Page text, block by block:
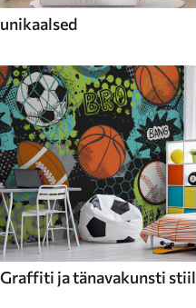
unikaalsed
Graffiti ja tänavakunsti stiil